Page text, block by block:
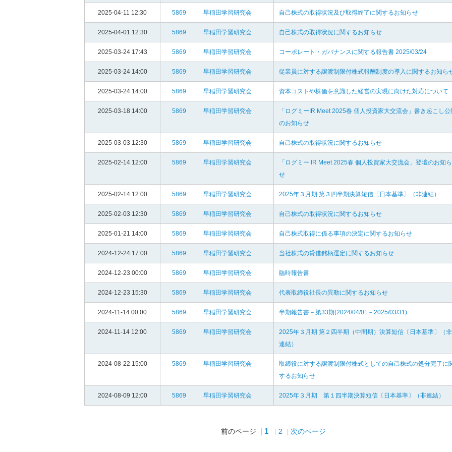
2025-04-11 12:30 5869 早稲田学習研究会 自己株式の取得状況及び取得終了に関するお知らせ
2025-04-01 12:30 5869 早稲田学習研究会 自己株式の取得状況に関するお知らせ
2025-03-24 17:43 5869 早稲田学習研究会 コーポレート・ガバナンスに関する報告書 2025/03/24
2025-03-24 14:00 5869 早稲田学習研究会 従業員に対する譲渡制限付株式報酬制度の導入に関するお知ら
2025-03-24 14:00 5869 早稲田学習研究会 資本コストや株価を意識した経営の実現に向けた対応について
2025-03-18 14:00 5869 早稲田学習研究会
「ログミーIR Meet 2025春 個人投資家大交流会」書き起こし公
のお知らせ
2025-03-03 12:30 5869 早稲田学習研究会 自己株式の取得状況に関するお知らせ
2025-02-14 12:00 5869 早稲田学習研究会
「ログミー IR Meet 2025春 個人投資家大交流会」登壇のお知ら
せ
2025-02-14 12:00 5869 早稲田学習研究会 2025年３月期 第３四半期決算短信〔日本基準〕（非連結）
2025-02-03 12:30 5869 早稲田学習研究会 自己株式の取得状況に関するお知らせ
2025-01-21 14:00 5869 早稲田学習研究会 自己株式取得に係る事項の決定に関するお知らせ
2024-12-24 17:00 5869 早稲田学習研究会 当社株式の貸借銘柄選定に関するお知らせ
2024-12-23 00:00 5869 早稲田学習研究会 臨時報告書
2024-12-23 15:30 5869 早稲田学習研究会 代表取締役社長の異動に関するお知らせ
2024-11-14 00:00 5869 早稲田学習研究会 半期報告書－第33期(2024/04/01－2025/03/31)
2024-11-14 12:00 5869 早稲田学習研究会
2025年３月期 第２四半期（中間期）決算短信〔日本基準〕（非
連結）
2024-08-22 15:00 5869 早稲田学習研究会
取締役に対する譲渡制限付株式としての自己株式の処分完了に
するお知らせ
2024-08-09 12:00 5869 早稲田学習研究会 2025年３月期 第１四半期決算短信〔日本基準〕（非連結）
前のページ 1 2 次のページ